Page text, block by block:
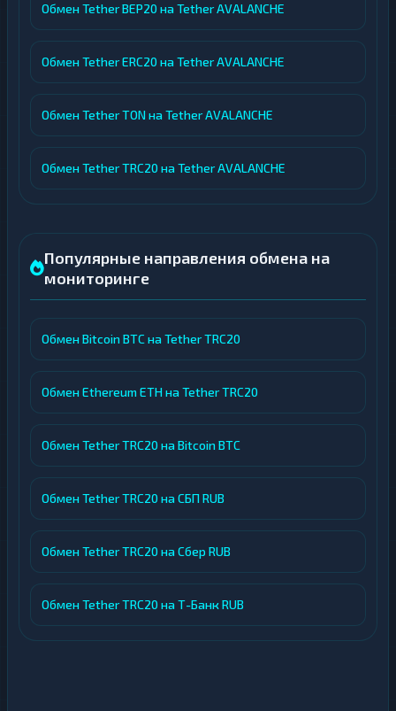
Обмен Tether BEP20 на Tether AVALANCHE
Обмен Tether ERC20 на Tether AVALANCHE
Обмен Tether TON на Tether AVALANCHE
Обмен Tether TRC20 на Tether AVALANCHE
Популярные направления обмена на
мониторинге
Обмен Bitcoin BTC на Tether TRC20
Обмен Ethereum ETH на Tether TRC20
Обмен Tether TRC20 на Bitcoin BTC
Обмен Tether TRC20 на СБП RUB
Обмен Tether TRC20 на Сбер RUB
Обмен Tether TRC20 на Т-Банк RUB